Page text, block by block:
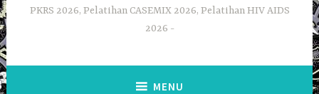
PKRS 2026, Pelatihan CASEMIX 2026, Pelatihan HIV AIDS
2026
MENU